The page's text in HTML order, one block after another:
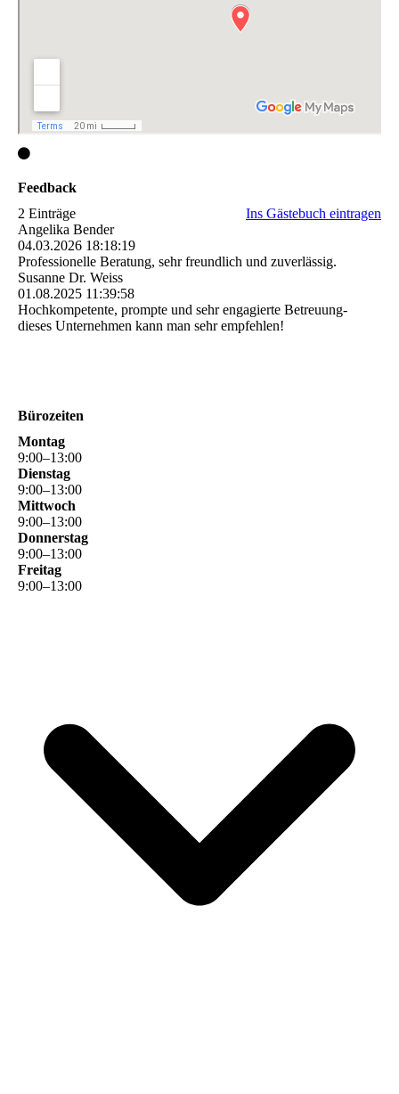
Feedback
2 Einträge
Ins Gästebuch eintragen
Angelika Bender
04.03.2026 18:18:19
Professionelle Beratung, sehr freundlich und zuverlässig.
Susanne Dr. Weiss
01.08.2025 11:39:58
Hochkompetente, prompte und sehr engagierte Betreuung-
dieses Unternehmen kann man sehr empfehlen!
Bürozeiten
Montag
9:00–13:00
Dienstag
9:00–13:00
Mittwoch
9:00–13:00
Donnerstag
9:00–13:00
Freitag
9:00–13:00